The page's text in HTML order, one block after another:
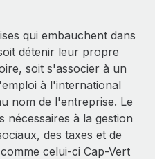
qui embauchent dans
détenir leur propre
soit s'associer à un
à l'international
nom de l'entreprise. Le
nécessaires à la gestion
des taxes et de
celui-ci Cap-Vert